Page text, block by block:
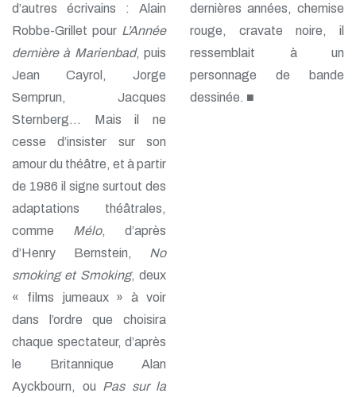
d’autres écrivains : Alain
Robbe-Grillet pour L’Année
dernière à Marienbad, puis
Jean Cayrol, Jorge
Semprun, Jacques
Sternberg… Mais il ne
cesse d’insister sur son
amour du théâtre, et à partir
de 1986 il signe surtout des
adaptations théâtrales,
comme Mélo, d’après
d’Henry Bernstein, No
smoking et Smoking, deux
« films jumeaux » à voir
dans l’ordre que choisira
chaque spectateur, d’après
le Britannique Alan
Ayckbourn, ou Pas sur la
dernières années, chemise
rouge, cravate noire, il
ressemblait à un
personnage de bande
dessinée. ■